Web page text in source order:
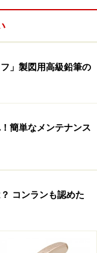
わかりやすいと思
ったのがカラン
シュが初めて作り
離せない関係に
ム
」製図用高級鉛筆の
簡単なメンテナンス
コンランも認めた